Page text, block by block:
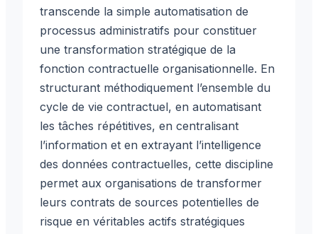
transcende la simple automatisation de
processus administratifs pour constituer
une transformation stratégique de la
fonction contractuelle organisationnelle. En
structurant méthodiquement l’ensemble du
cycle de vie contractuel, en automatisant
les tâches répétitives, en centralisant
l’information et en extrayant l’intelligence
des données contractuelles, cette discipline
permet aux organisations de transformer
leurs contrats de sources potentielles de
risque en véritables actifs stratégiques